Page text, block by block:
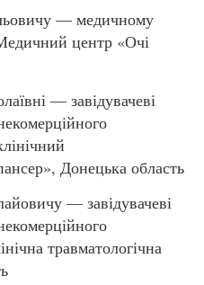
— медичному
центр «Очі
— завідувачеві
Донецька область
— завідувачеві
травматологічна